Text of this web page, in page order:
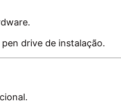
drive de instalação.